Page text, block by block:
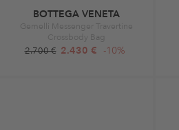
BOTTEGA VENETA
Gemelli Messenger Travertine
Crossbody Bag
2.700 € 2.430 € -10%